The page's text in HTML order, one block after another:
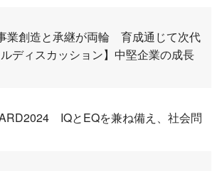
業創造と承継が両輪 育成通じて次代
ディスカッション】中堅企業の成長
IQとEQを兼ね備え、社会問